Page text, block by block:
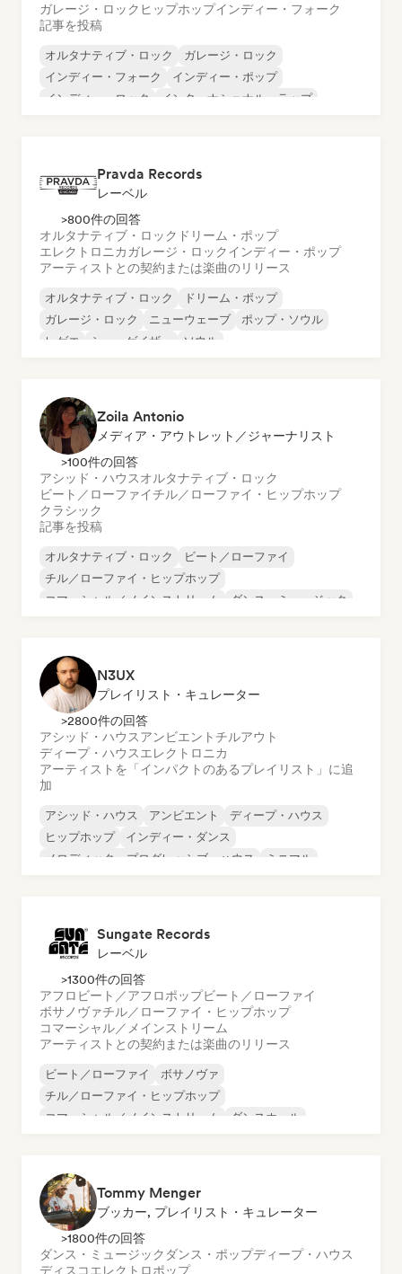
ガレージ・ロック ヒップホップインディー・フォーク
記事を投稿
オルタナティブ・ロック
ガレージ・ロック
インディー・フォーク
インディー・ポップ
インディー・ロック
インターナショナル・ラップ
Pravda Records
レーベル
>800件の回答
オルタナティブ・ロック ドリーム・ポップ
エレクトロニカガレージ・ロックインディー・ポップ
アーティストとの契約または楽曲のリリース
オルタナティブ・ロック
ドリーム・ポップ
ガレージ・ロック
ニューウェーブ
ポップ・ソウル
レゲエ
シューゲイザー ソウル
Zoila Antonio
メディア・アウトレット／ジャーナリスト
>100件の回答
アシッド・ハウスオルタナティブ・ロック
ビート／ローファイチル／ローファイ・ヒップホップ
クラシック
記事を投稿
オルタナティブ・ロック
ビート／ローファイ
チル／ローファイ・ヒップホップ
コマーシャル／メインストリーム
ダンス・ミュージック
N3UX
プレイリスト・キュレーター
>2800件の回答
アシッド・ハウスアンビエント チルアウト
ディープ・ハウスエレクトロニカ
アーティストを「インパクトのあるプレイリスト」に追
加
アシッド・ハウス アンビエント
ディープ・ハウス
ヒップホップ
インディー・ダンス
メロディック・プログレッシブ・ハウス
ミニマル
Sungate Records
レーベル
>1300件の回答
アフロビート／アフロポップビート／ローファイ
ボサノヴァチル／ローファイ・ヒップホップ
コマーシャル／メインストリーム
アーティストとの契約または楽曲のリリース
ビート／ローファイ
ボサノヴァ
チル／ローファイ・ヒップホップ
コマーシャル／メインストリーム
ダンスホール
Tommy Menger
ブッカー, プレイリスト・キュレーター
>1800件の回答
ダンス・ミュージック ダンス・ポップディープ・ハウス
ディスコエレクトロポップ